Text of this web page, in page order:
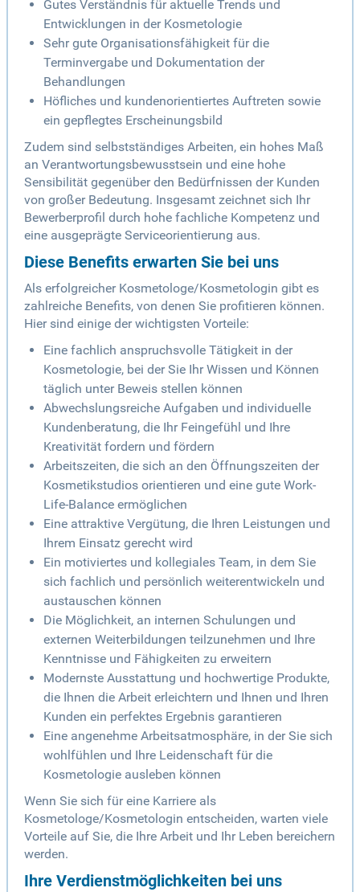
Gutes Verständnis für aktuelle Trends und
Entwicklungen in der Kosmetologie
Sehr gute Organisationsfähigkeit für die
Terminvergabe und Dokumentation der
Behandlungen
Höfliches und kundenorientiertes Auftreten sowie
ein gepflegtes Erscheinungsbild
Zudem sind selbstständiges Arbeiten, ein hohes Maß
an Verantwortungsbewusstsein und eine hohe
Sensibilität gegenüber den Bedürfnissen der Kunden
von großer Bedeutung. Insgesamt zeichnet sich Ihr
Bewerberprofil durch hohe fachliche Kompetenz und
eine ausgeprägte Serviceorientierung aus.
Diese Benefits erwarten Sie bei uns
Als erfolgreicher Kosmetologe/Kosmetologin gibt es
zahlreiche Benefits, von denen Sie profitieren können.
Hier sind einige der wichtigsten Vorteile:
Eine fachlich anspruchsvolle Tätigkeit in der
Kosmetologie, bei der Sie Ihr Wissen und Können
täglich unter Beweis stellen können
Abwechslungsreiche Aufgaben und individuelle
Kundenberatung, die Ihr Feingefühl und Ihre
Kreativität fordern und fördern
Arbeitszeiten, die sich an den Öffnungszeiten der
Kosmetikstudios orientieren und eine gute Work-
Life-Balance ermöglichen
Eine attraktive Vergütung, die Ihren Leistungen und
Ihrem Einsatz gerecht wird
Ein motiviertes und kollegiales Team, in dem Sie
sich fachlich und persönlich weiterentwickeln und
austauschen können
Die Möglichkeit, an internen Schulungen und
externen Weiterbildungen teilzunehmen und Ihre
Kenntnisse und Fähigkeiten zu erweitern
Modernste Ausstattung und hochwertige Produkte,
die Ihnen die Arbeit erleichtern und Ihnen und Ihren
Kunden ein perfektes Ergebnis garantieren
Eine angenehme Arbeitsatmosphäre, in der Sie sich
wohlfühlen und Ihre Leidenschaft für die
Kosmetologie ausleben können
Wenn Sie sich für eine Karriere als
Kosmetologe/Kosmetologin entscheiden, warten viele
Vorteile auf Sie, die Ihre Arbeit und Ihr Leben bereichern
werden.
Ihre Verdienstmöglichkeiten bei uns